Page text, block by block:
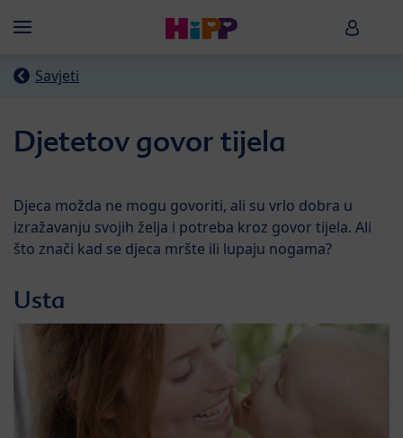
Menü HiPP
Savjeti
Djetetov govor tijela
Djeca možda ne mogu govoriti, ali su vrlo dobra u
izražavanju svojih želja i potreba kroz govor tijela. Ali
što znači kad se djeca mršte ili lupaju nogama?
Usta